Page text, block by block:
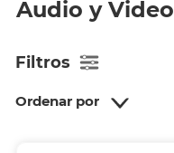
Audio y Video
Filtros
Ordenar por